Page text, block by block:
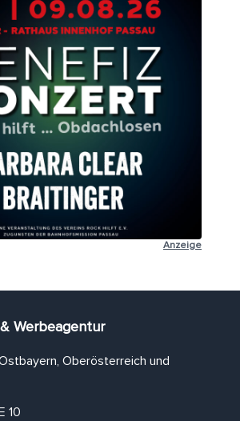
Anzeige
Werbeagentur
Oberösterreich und
10